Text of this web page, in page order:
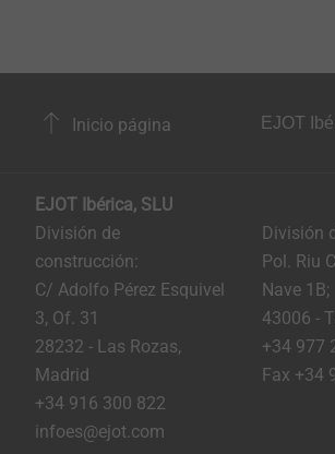
Inicio página
EJOT Ibérica, SLU
División de
construcción:
C/ Adolfo Pérez Esquivel
3, Of. 31
28232 - Las Rozas,
Madrid
+34 916 300 822
infoes@ejot.com
División
Pol. Riu
Nave 1B;
43006 -
+34 977
Fax +34